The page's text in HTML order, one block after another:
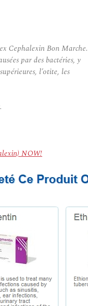
Cephalexin Bon Marche.
par des bactéries, y
l’otite, les
NOW!